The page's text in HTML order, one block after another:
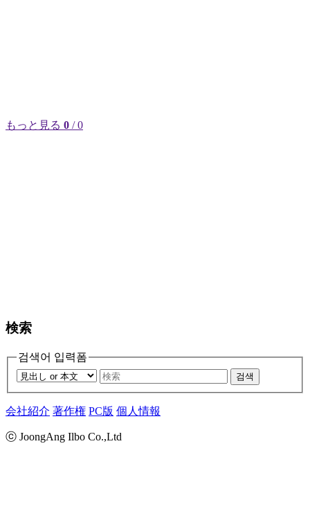
もっと見る 0 / 0
検索
검색어 입력폼
검색
会社紹介 著作権 PC版 個人情報
ⓒ JoongAng Ilbo Co.,Ltd